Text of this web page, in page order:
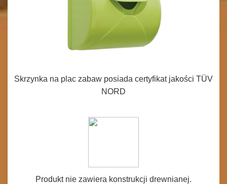
Skrzynka na plac zabaw posiada certyfikat jakości TÜV
NORD
Produkt nie zawiera konstrukcji drewnianej.